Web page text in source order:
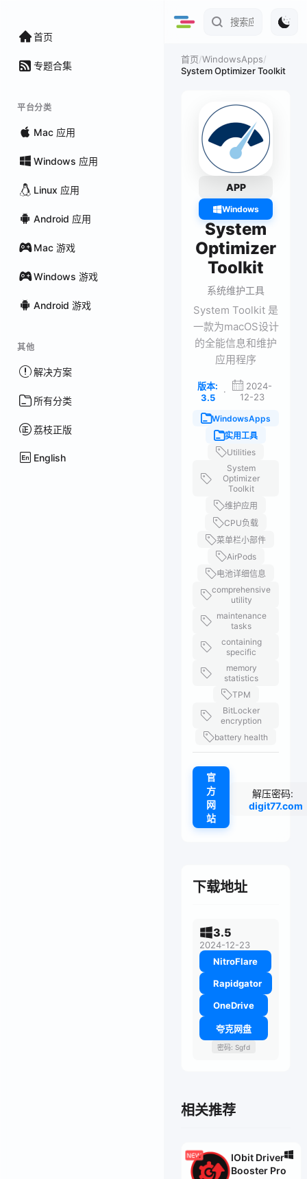
首页
专题合集
平台分类
Mac 应用
Windows 应用
Linux 应用
Android 应用
Mac 游戏
Windows 游戏
Android 游戏
其他
解决方案
所有分类
荔枝正版
English
首页/WindowsApps/
System Optimizer Toolkit
APP
Windows
System
Optimizer
Toolkit
系统维护工具
System Toolkit 是
一款为macOS设计
的全能信息和维护
应用程序
版本:
3.5
·
2024-
12-23
WindowsApps
实用工具
Utilities
System
Optimizer
Toolkit
维护应用
CPU负载
菜单栏小部件
AirPods
电池详细信息
comprehensive
utility
maintenance
tasks
containing
specific
memory
statistics
TPM
BitLocker
encryption
battery health
官
方
网
站
解压密码:
digit77.com
下载地址
3.5
2024-12-23
NitroFlare
Rapidgator
OneDrive
夸克网盘
密码: Sgfd
相关推荐
IObit Driver
Booster Pro